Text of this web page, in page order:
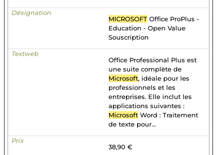
MICROSOFT Office ProPlus -
Education - Open Value
Souscription
Office Professional Plus est
une suite complète de
Microsoft, idéale pour les
professionnels et les
entreprises. Elle inclut les
applications suivantes :
Microsoft Word : Traitement
de texte pour...
38,90 €